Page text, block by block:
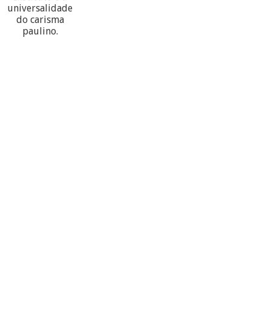
universalidade
do carisma
paulino.